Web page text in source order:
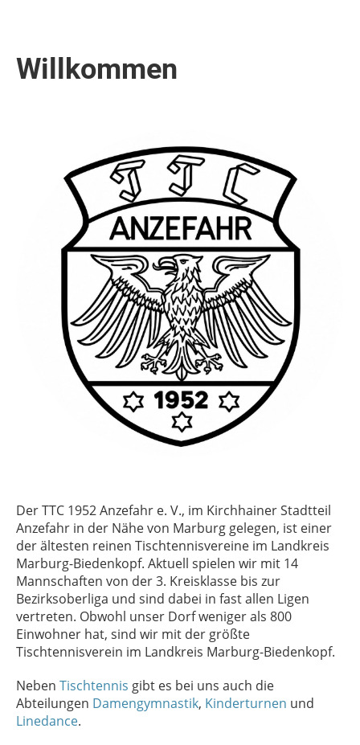
Willkommen
Der TTC 1952 Anzefahr e. V., im Kirchhainer Stadtteil
Anzefahr in der Nähe von Marburg gelegen, ist einer
der ältesten reinen Tischtennisvereine im Landkreis
Marburg-Biedenkopf. Aktuell spielen wir mit 14
Mannschaften von der 3. Kreisklasse bis zur
Bezirksoberliga und sind dabei in fast allen Ligen
vertreten. Obwohl unser Dorf weniger als 800
Einwohner hat, sind wir mit der größte
Tischtennisverein im Landkreis Marburg-Biedenkopf.
Neben Tischtennis gibt es bei uns auch die
Abteilungen Damengymnastik, Kinderturnen und
Linedance.